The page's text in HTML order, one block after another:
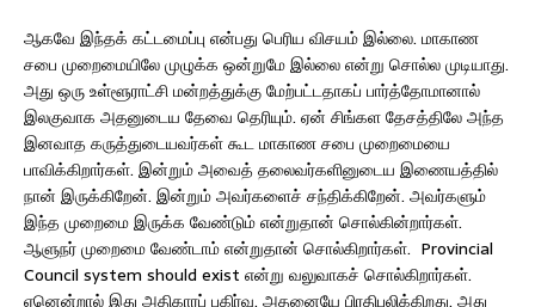
ஆகவே இந்தக் கட்டமைப்பு என்பது பெரிய விசயம் இல்லை. மாகாண
சபை முறைமையிலே முழுக்க ஒன்றுமே இல்லை என்று சொல்ல முடியாது.
அது ஒரு உள்ளூராட்சி மன்றத்துக்கு மேற்பட்டதாகப் பார்த்தோமானால்
இலகுவாக அதனுடைய தேவை தெரியும். ஏன் சிங்கள தேசத்திலே அந்த
இனவாத கருத்துடையவர்கள் கூட மாகாண சபை முறைமையை
பாவிக்கிறார்கள். இன்றும் அவைத் தலைவர்களினுடைய இணையத்தில்
நான் இருக்கிறேன். இன்றும் அவர்களைச் சந்திக்கிறேன். அவர்களும்
இந்த முறைமை இருக்க வேண்டும் என்றுதான் சொல்கின்றார்கள்.
ஆளுநர் முறைமை வேண்டாம் என்றுதான் சொல்கிறார்கள். Provincial
Council system should exist என்று வலுவாகச் சொல்கிறார்கள்.
ஏனென்றால் இது அதிகாரப் பகிர்வு. அதனையே பிரதிபலிக்கிறது. அது